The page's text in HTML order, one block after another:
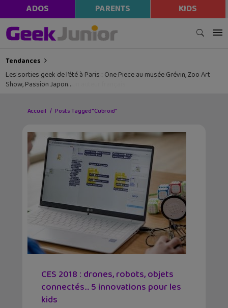
ADOS PARENTS KIDS
Tendances
Les sorties geek de l’été à Paris : One Piece au musée Grévin, Zoo Art
Show, Passion Japon…
Accueil Posts Tagged "Cubroid"
CES 2018 : drones, robots, objets
connectés… 5 innovations pour les
kids